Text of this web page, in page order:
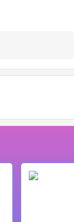
进行亲密接
成一下，将
超多粉丝的